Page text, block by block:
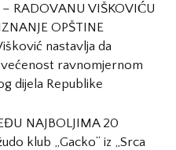
– RADOVANU VIŠKOVIĆU
OPŠTINE
nastavlja da
ravnomjernom
dijela Republike
NAJBOLJIMA 20
klub „Gacko“ iz „Srca